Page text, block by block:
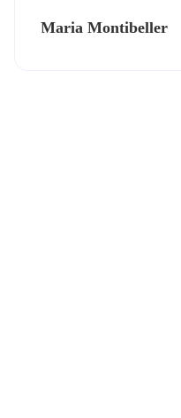
Maria Montibeller